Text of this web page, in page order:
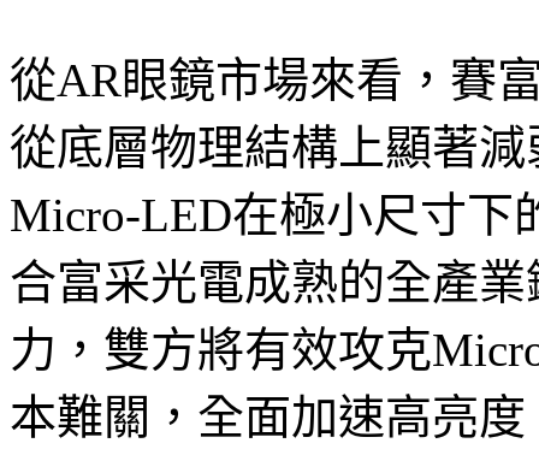
從AR眼鏡市場來看，賽
從底層物理結構上顯著
Micro-LED在極小尺寸下
合富采光電成熟的全產
力，雙方將有效攻克
本難關，全面加速高亮